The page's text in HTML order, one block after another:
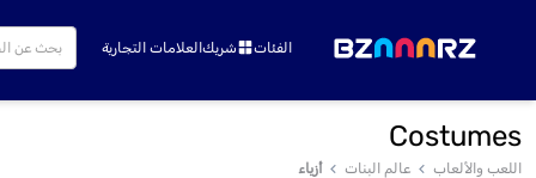
الفئات شريكالعلامات التجارية
Costumes
اللعب والألعاب عالم البنات أزياء